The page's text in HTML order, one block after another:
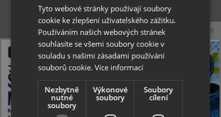
260 Kč
skladem
Zavřít
Tyto webové stránky používají soubory
cookie ke zlepšení uživatelského zážitku.
Používáním našich webových stránek
souhlasíte se všemi soubory cookie v
souladu s našimi zásadami používání
souborů cookie. Více informací
Nezbytně
nutné
soubory
Výkonové
soubory
Soubory
cílení